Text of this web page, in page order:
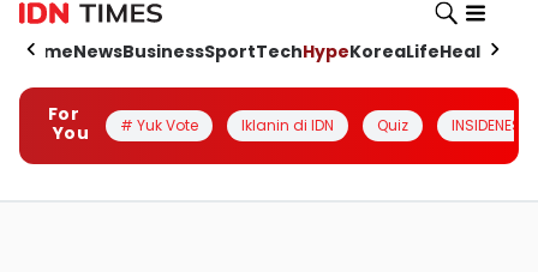
HomeNewsBusinessSportTechHypeKoreaLifeHealth
For
You
# Yuk Vote Iklanin di IDN Quiz INSIDENESIA